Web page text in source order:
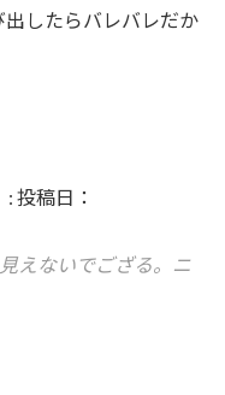
したらバレバレだか
: 投稿日：
えないでござる。ニ